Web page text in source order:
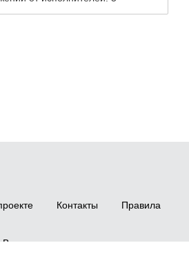
Контакты Правила
Вопрос-ответ